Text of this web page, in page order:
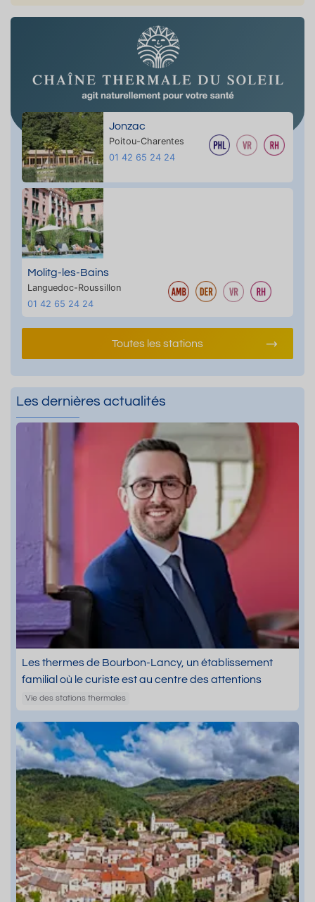
Jonzac
Poitou-Charentes
01 42 65 24 24
Molitg-les-Bains
Languedoc-Roussillon
01 42 65 24 24
Toutes les stations
Les dernières actualités
Les thermes de Bourbon-Lancy, un établissement
familial où le curiste est au centre des attentions
Vie des stations thermales